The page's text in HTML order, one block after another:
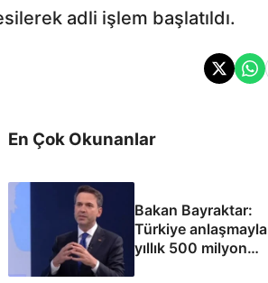
adli işlem başlatıldı.
En Çok Okunanlar
Bakan Bayraktar:
Türkiye anlaşmayla
yıllık 500 milyon